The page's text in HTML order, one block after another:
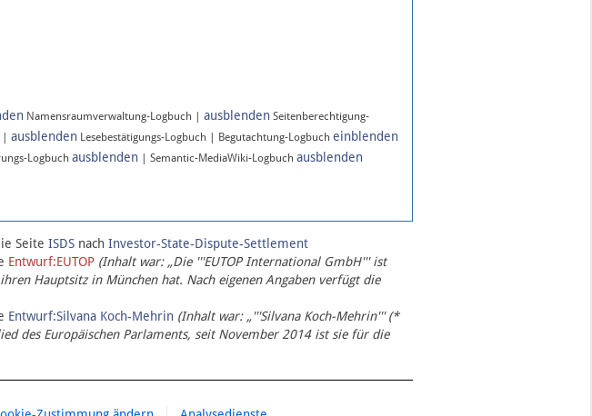
Namensraumverwaltung-Logbuch | ausblenden Seitenberechtigung-
| ausblenden Lesebestätigungs-Logbuch | Begutachtung-Logbuch einblenden
Logbuch ausblenden | Semantic-MediaWiki-Logbuch ausblenden
Seite ISDS nach Investor-State-Dispute-Settlement
Entwurf:EUTOP (Inhalt war: „Die '''EUTOP International GmbH''' ist
Hauptsitz in München hat. Nach eigenen Angaben verfügt die
Entwurf:Silvana Koch-Mehrin (Inhalt war: „'''Silvana Koch-Mehrin''' (*
des Europäischen Parlaments, seit November 2014 ist sie für die